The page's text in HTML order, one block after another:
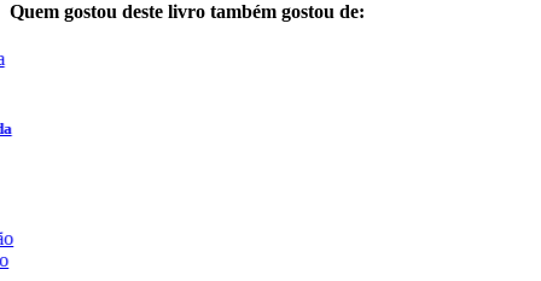
Quem gostou deste livro também gostou de: